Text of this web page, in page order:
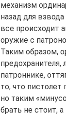
механизм
назад для
все происходит
оружие с
Таким образом,
патроннике,
то, что
но таким
брать не стоит,